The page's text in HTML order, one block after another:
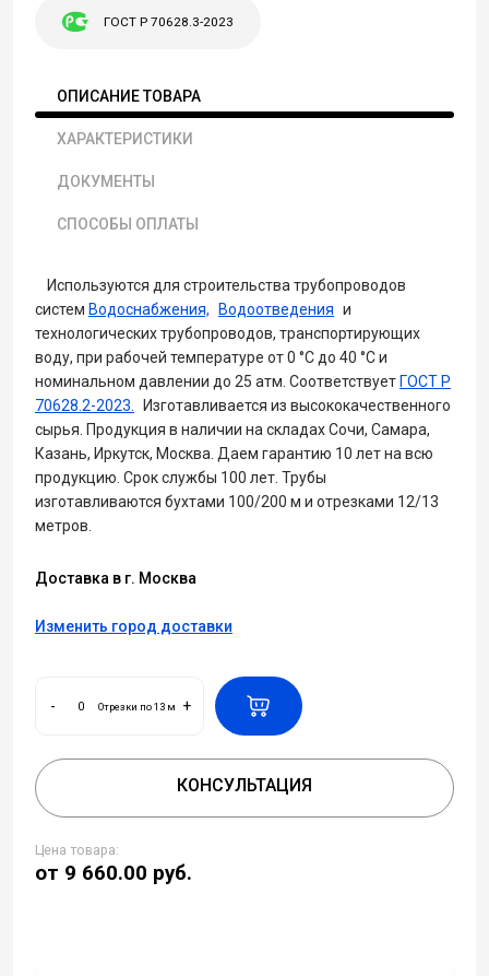
ГОСТ Р 70628.3-2023
ОПИСАНИЕ ТОВАРА
ХАРАКТЕРИСТИКИ
ДОКУМЕНТЫ
СПОСОБЫ ОПЛАТЫ
Используются для строительства трубопроводов
систем Водоснабжения, Водоотведения и
технологических трубопроводов, транспортирующих
воду, при рабочей температуре от 0 °С до 40 °С и
номинальном давлении до 25 атм. Соответствует ГОСТ Р
70628.2-2023.
Изготавливается из высококачественного
сырья. Продукция в наличии на складах Сочи, Самара,
Казань, Иркутск, Москва. Даем гарантию 10 лет на всю
продукцию. Срок службы 100 лет. Трубы
изготавливаются бухтами 100/200 м и отрезками 12/13
метров.
Доставка в г. Москва
Изменить город доставки
- Отрезки по 13 м +
КОНСУЛЬТАЦИЯ
Цена товара:
от 9 660.00 руб.